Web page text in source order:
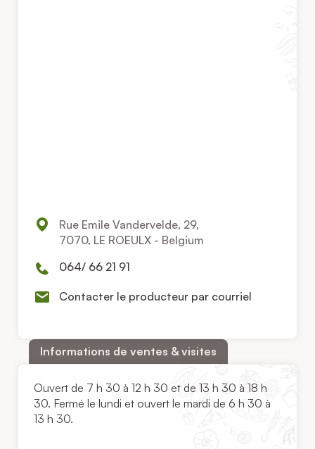
Rue Emile Vandervelde, 29,
7070, LE ROEULX - Belgium
064/ 66 21 91
Contacter le producteur par courriel
Informations de ventes & visites
Ouvert de 7 h 30 à 12 h 30 et de 13 h 30 à 18 h
30. Fermé le lundi et ouvert le mardi de 6 h 30 à
13 h 30.